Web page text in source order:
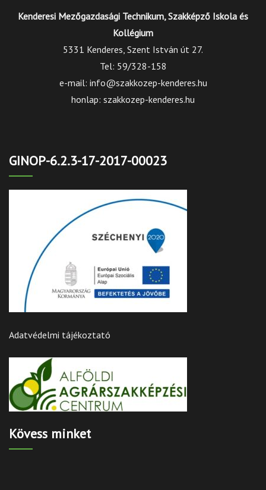
Kenderesi Mezőgazdasági Technikum, Szakképző Iskola és
Kollégium
5331 Kenderes, Szent István út 27.
Tel: 59/328-158
e-mail: info@szakkozep-kenderes.hu
honlap: szakkozep-kenderes.hu
GINOP-6.2.3-17-2017-00023
Adatvédelmi tájékoztató
Kövess minket